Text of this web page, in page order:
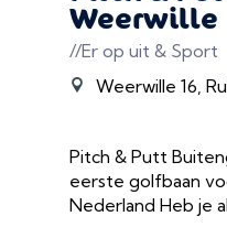
Weerwille
//Er op uit & Sport
Weerwille 16,
Pitch & Putt
eerste golfbaan
Nederland Heb je